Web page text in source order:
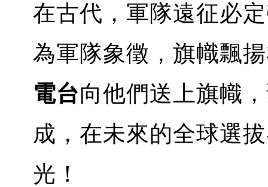
在古代，軍隊遠征必
為軍隊象徵，旗幟飄
電台向他們送上旗幟
成，在未來的全球選
光！